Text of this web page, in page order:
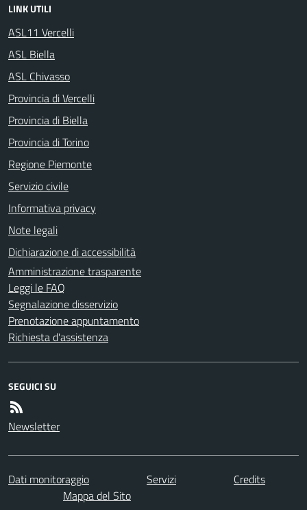
LINK UTILI
ASL11 Vercelli
ASL Biella
ASL Chivasso
Provincia di Vercelli
Provincia di Biella
Provincia di Torino
Regione Piemonte
Servizio civile
Informativa privacy
Note legali
Dichiarazione di accessibilità
Amministrazione trasparente
Leggi le FAQ
Segnalazione disservizio
Prenotazione appuntamento
Richiesta d'assistenza
SEGUICI SU
Newsletter
Dati monitoraggio Servizi
Credits
Mappa del Sito